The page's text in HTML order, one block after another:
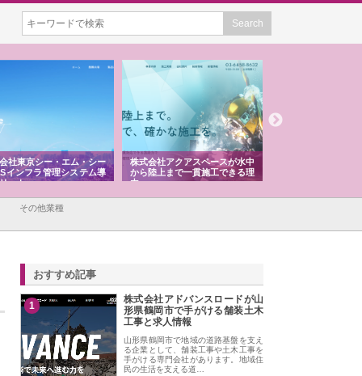
社東京シー・エム・シー
インフラ管理システム導
ット
株式会社アクアスペースが水中
から陸上まで一貫施工できる理
由
その他業種
おすすめ記事
1
株式会社アドバンスロードが山
形県鶴岡市で手がける舗装土木
工事と求人情報
山形県鶴岡市で地域の道路基盤を支え
る企業として、舗装工事や土木工事を
手がける専門会社があります。地域住
民の生活を支える道…